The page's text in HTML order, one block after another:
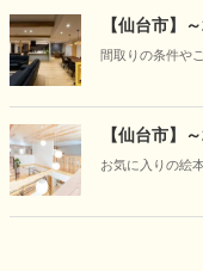
【仙台市】
築士と紡ぐ
間取りの条件や
【仙台市】
定】キッズ
お気に入りの絵